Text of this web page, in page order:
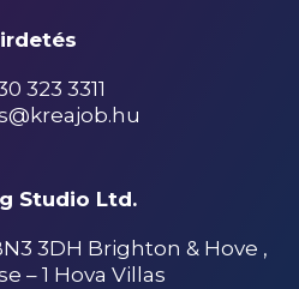
323 3311
Studio Ltd.
3DH Brighton & Hove ,
– 1 Hova Villas